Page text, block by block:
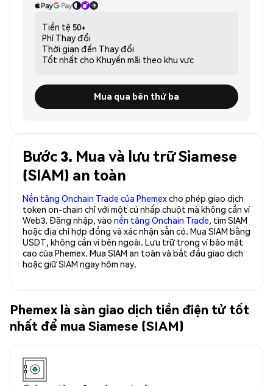
Tiền tệ 50+
Phí Thay đổi
Thời gian đến Thay đổi
Tốt nhất cho Khuyến mãi theo khu vực
Mua qua bên thứ ba
Bước 3. Mua và lưu trữ Siamese
(SIAM) an toàn
Nền tảng Onchain Trade của Phemexcho phép giao dịch
token on-chain chỉ với một cú nhấp chuột mà không cần ví
Web3. Đăng nhập, vào nền tảng Onchain Trade, tìm SIAM
hoặc địa chỉ hợp đồng và xác nhận sẵn có. Mua SIAM bằng
USDT, không cần ví bên ngoài. Lưu trữ trong ví bảo mật
cao của Phemex. Mua SIAM an toàn và bắt đầu giao dịch
hoặc giữ SIAM ngay hôm nay.
Phemex là sàn giao dịch tiền điện tử tốt
nhất để mua Siamese (SIAM)